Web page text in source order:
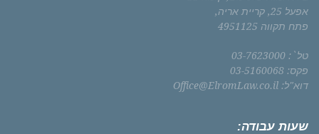
אפעל 25, קריית אריה,
פתח תקווה 4951125
טל`: 03-7623000
פקס: 03-5160068
דוא"ל: Office@ElromLaw.co.il
שעות עבודה: